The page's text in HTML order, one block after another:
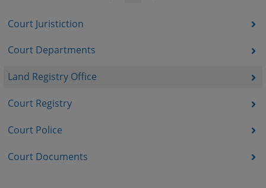
Court Juristiction
Court Departments
Land Registry Office
Court Registry
Court Police
Court Documents